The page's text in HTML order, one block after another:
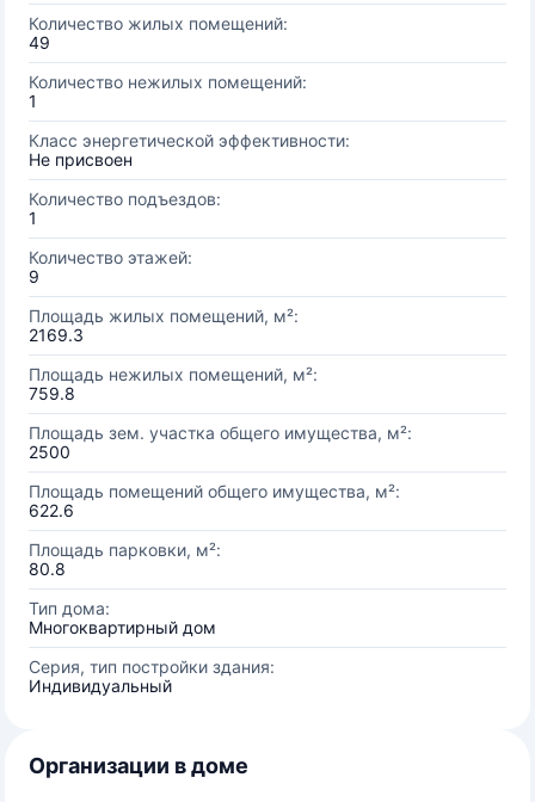
Количество жилых помещений:
49
Количество нежилых помещений:
1
Класс энергетической эффективности:
Не присвоен
Количество подъездов:
1
Количество этажей:
9
Площадь жилых помещений, м²:
2169.3
Площадь нежилых помещений, м²:
759.8
Площадь зем. участка общего имущества, м²:
2500
Площадь помещений общего имущества, м²:
622.6
Площадь парковки, м²:
80.8
Тип дома:
Многоквартирный дом
Серия, тип постройки здания:
Индивидуальный
Организации в доме